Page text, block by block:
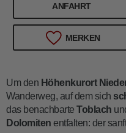
ANFAHRT
MERKEN
Um den Höhenkurort
Wanderweg, auf dem sich
das benachbarte Toblach
Dolomiten entfalten: der